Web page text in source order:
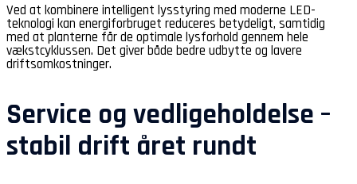
Ved at kombinere intelligent lysstyring med moderne LED-
teknologi kan energiforbruget reduceres betydeligt, samtidig
med at planterne får de optimale lysforhold gennem hele
vækstcyklussen. Det giver både bedre udbytte og lavere
driftsomkostninger.
Service og vedligeholdelse –
stabil drift året rundt